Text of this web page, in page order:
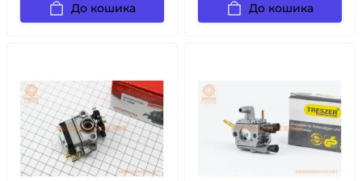
До кошика До кошика